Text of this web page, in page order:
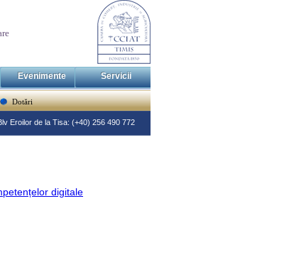
Evenimente Servicii
Dotări
Eroilor de la Tisa: (+40) 256 490 772
digitale